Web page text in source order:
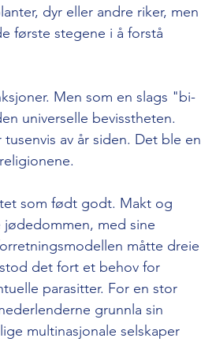
dyr eller andre riker, men
første stegene i å forstå
Men som en slags "bi-
universelle bevisstheten.
av år siden. Det ble en
som født godt. Makt og
med sine
måtte dreie
det fort et behov for
parasitter. For en stor
grunnla sin
multinasjonale selskaper